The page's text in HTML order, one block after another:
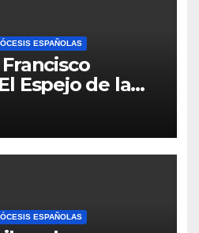
ESPAÑOLAS
Espejo de la
ESPAÑOLAS